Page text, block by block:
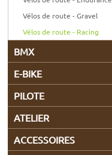
Vélos de route - Gravel
Vélos de route - Racing
BMX
E-BIKE
PILOTE
ATELIER
ACCESSOIRES